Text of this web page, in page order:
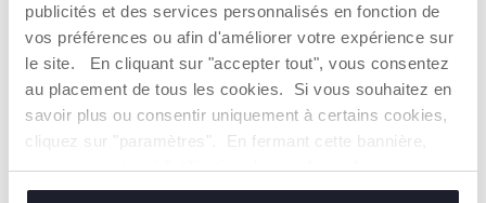
publicités et des services personnalisés en fonction de
vos préférences ou afin d'améliorer votre expérience sur
le site. En cliquant sur "accepter tout", vous consentez
au placement de tous les cookies. Si vous souhaitez en
savoir plus ou consentir uniquement à certains cookies,
cliquez sur "paramètres". En fermant cette bannière,
vous consentez à l'utilisation des seuls cookies
techniques, qui sont essentiels au service demandé.